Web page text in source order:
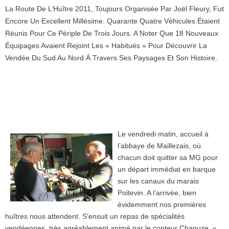
La Route De L’Huître 2011, Toujours Organisée Par Joël Fleury, Fut
Encore Un Excellent Millésime. Quarante Quatre Véhicules Étaient
Réunis Pour Ce Périple De Trois Jours. A Noter Que 18 Nouveaux
Équipages Avaient Rejoint Les « Habitués » Pour Découvrir La
Vendée Du Sud Au Nord À Travers Ses Paysages Et Son Histoire.
Le vendredi matin, accueil à
l’abbaye de Maillezais, où
chacun doit quitter sa MG pour
un départ immédiat en barque
sur les canaux du marais
Poitevin. A l’arrivée, bien
évidemment nos premières
huîtres nous attendent. S’ensuit un repas de spécialités